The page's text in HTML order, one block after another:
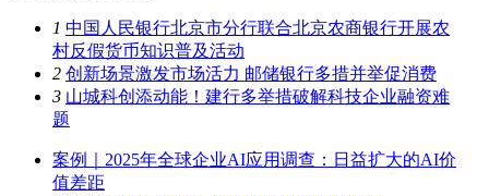
1 中国人民银行北京市分行联合北京农商银行开展农
村反假货币知识普及活动
2 创新场景激发市场活力 邮储银行多措并举促消费
3 山城科创添动能！建行多举措破解科技企业融资难
题
案例｜2025年全球企业AI应用调查：日益扩大的AI价
值差距